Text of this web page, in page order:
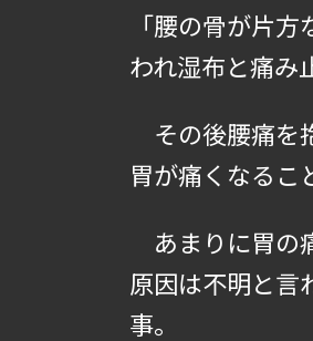
「腰の骨が片
われ湿布と痛み
その後腰痛を
胃が痛くなるこ
あまりに胃の
原因は不明と言
事。